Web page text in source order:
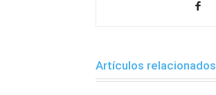
Artículos relacionados